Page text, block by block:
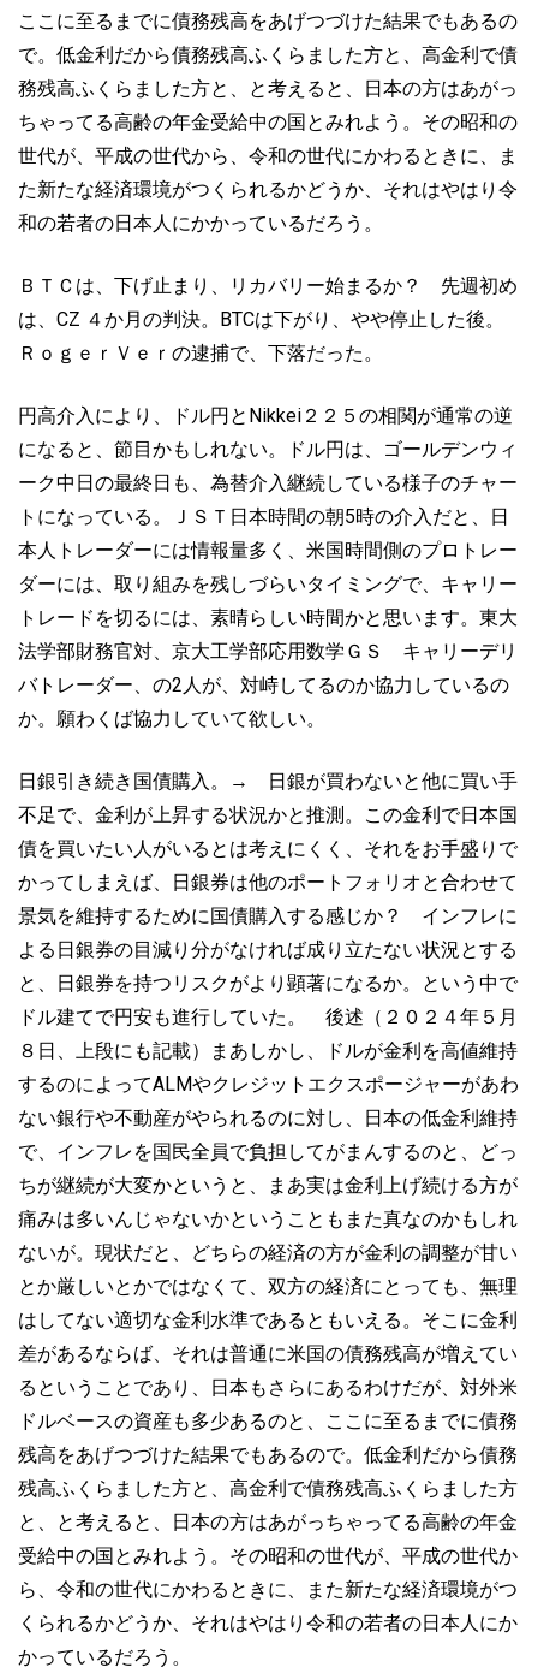
ここに至るまでに債務残高をあげつづけた結果でもあるの
で。低金利だから債務残高ふくらました方と、高金利で債
務残高ふくらました方と、と考えると、日本の方はあがっ
ちゃってる高齢の年金受給中の国とみれよう。その昭和の
世代が、平成の世代から、令和の世代にかわるときに、ま
た新たな経済環境がつくられるかどうか、それはやはり令
和の若者の日本人にかかっているだろう。
ＢＴＣは、下げ止まり、リカバリー始まるか？ 先週初め
は、CZ ４か月の判決。BTCは下がり、やや停止した後。
ＲｏｇｅｒＶｅｒの逮捕で、下落だった。
円高介入により、ドル円とNikkei２２５の相関が通常の逆
になると、節目かもしれない。ドル円は、ゴールデンウィ
ーク中日の最終日も、為替介入継続している様子のチャー
トになっている。ＪＳＴ日本時間の朝5時の介入だと、日
本人トレーダーには情報量多く、米国時間側のプロトレー
ダーには、取り組みを残しづらいタイミングで、キャリー
トレードを切るには、素晴らしい時間かと思います。東大
法学部財務官対、京大工学部応用数学ＧＳ キャリーデリ
バトレーダー、の2人が、対峙してるのか協力しているの
か。願わくば協力していて欲しい。
日銀引き続き国債購入。→ 日銀が買わないと他に買い手
不足で、金利が上昇する状況かと推測。この金利で日本国
債を買いたい人がいるとは考えにくく、それをお手盛りで
かってしまえば、日銀券は他のポートフォリオと合わせて
景気を維持するために国債購入する感じか？ インフレに
よる日銀券の目減り分がなければ成り立たない状況とする
と、日銀券を持つリスクがより顕著になるか。という中で
ドル建てで円安も進行していた。 後述（２０２４年５月
８日、上段にも記載）まあしかし、ドルが金利を高値維持
するのによってALMやクレジットエクスポージャーがあわ
ない銀行や不動産がやられるのに対し、日本の低金利維持
で、インフレを国民全員で負担してがまんするのと、どっ
ちが継続が大変かというと、まあ実は金利上げ続ける方が
痛みは多いんじゃないかということもまた真なのかもしれ
ないが。現状だと、どちらの経済の方が金利の調整が甘い
とか厳しいとかではなくて、双方の経済にとっても、無理
はしてない適切な金利水準であるともいえる。そこに金利
差があるならば、それは普通に米国の債務残高が増えてい
るということであり、日本もさらにあるわけだが、対外米
ドルベースの資産も多少あるのと、ここに至るまでに債務
残高をあげつづけた結果でもあるので。低金利だから債務
残高ふくらました方と、高金利で債務残高ふくらました方
と、と考えると、日本の方はあがっちゃってる高齢の年金
受給中の国とみれよう。その昭和の世代が、平成の世代か
ら、令和の世代にかわるときに、また新たな経済環境がつ
くられるかどうか、それはやはり令和の若者の日本人にか
かっているだろう。